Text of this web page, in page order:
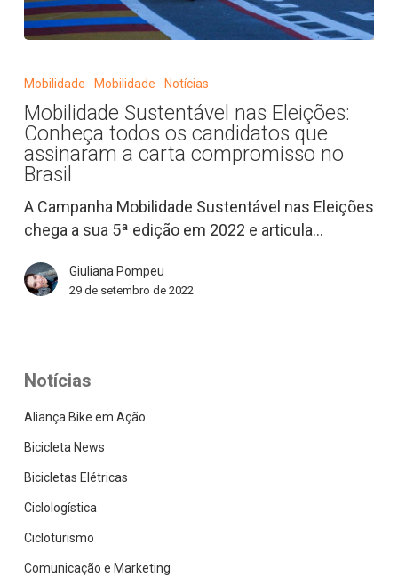
Sustentável
Eleições:
Conheça
todos
candidatos
que
assinaram
a
Brasil
Mobilidade Mobilidade Notícias
Mobilidade Sustentável nas Eleições:
Conheça todos os candidatos que
assinaram a carta compromisso no
Brasil
A Campanha Mobilidade Sustentável nas Eleições
chega a sua 5ª edição em 2022 e articula…
Giuliana Pompeu
29 de setembro de 2022
Notícias
Aliança Bike em Ação
Bicicleta News
Bicicletas Elétricas
Ciclologística
Cicloturismo
Comunicação e Marketing